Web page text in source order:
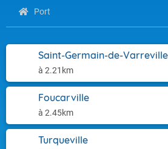
Port
Saint-Germain-de-Varreville
à 2.21km
Foucarville
à 2.45km
Turqueville